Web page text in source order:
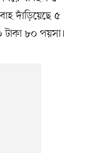
দাঁড়িয়েছে ৫
৮০ পয়সা।